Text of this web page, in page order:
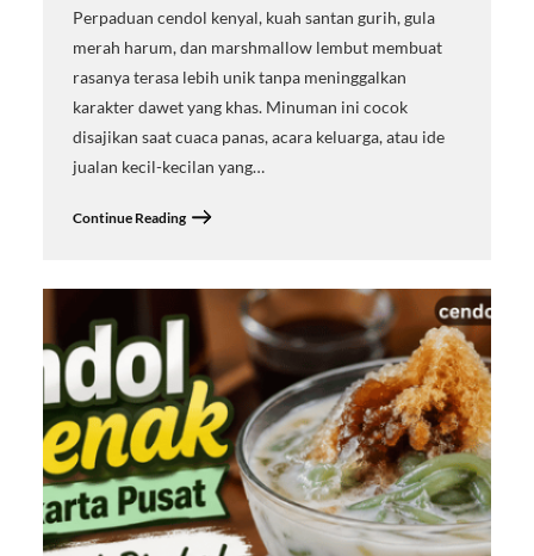
Perpaduan cendol kenyal, kuah santan gurih, gula
merah harum, dan marshmallow lembut membuat
rasanya terasa lebih unik tanpa meninggalkan
karakter dawet yang khas. Minuman ini cocok
disajikan saat cuaca panas, acara keluarga, atau ide
jualan kecil-kecilan yang…
Continue Reading